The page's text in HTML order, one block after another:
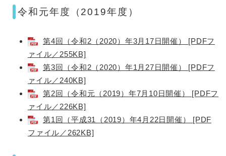
令和元年度（2019年度）
第4回（令和2（2020）年3月17日開催） [PDFフ
ァイル／255KB]
第3回（令和2（2020）年1月27日開催） [PDFフ
ァイル／240KB]
第2回（令和元（2019）年7月10日開催） [PDFフ
ァイル／226KB]
第1回（平成31（2019）年4月22日開催） [PDF
ファイル／262KB]